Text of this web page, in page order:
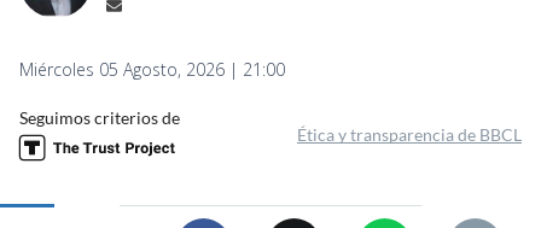
Miércoles 05 Agosto, 2026 | 21:00
Seguimos criterios de
Ética y transparencia de BBCL